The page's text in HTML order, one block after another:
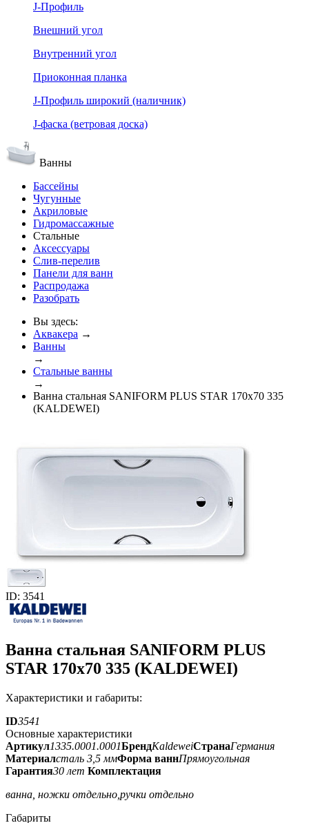
J-Профиль
Внешний угол
Внутренний угол
Приоконная планка
J-Профиль широкий (наличник)
J-фаска (ветровая доска)
Ванны
Бассейны
Чугунные
Акриловые
Гидромассажные
Стальные
Аксессуары
Слив-перелив
Панели для ванн
Распродажа
Разобрать
Вы здесь:
Аквакера →
Ванны
→
Стальные ванны
→
Ванна стальная SANIFORM PLUS STAR 170х70 335
(KALDEWEI)
ID: 3541
Ванна стальная SANIFORM PLUS
STAR 170х70 335 (KALDEWEI)
Характеристики и габариты:
ID3541
Основные характеристики
Артикул1335.0001.0001БрендKaldeweiСтранаГермания
Материалсталь 3,5 ммФорма ваннПрямоугольная
Гарантия30 лет Комплектация
ванна, ножки отдельно,ручки отдельно
Габариты